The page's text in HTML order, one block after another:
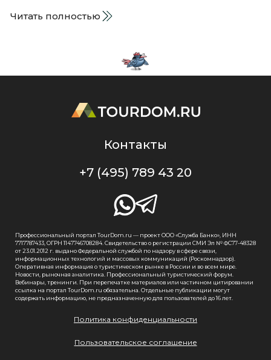
Читать полностью
Контакты
+7 (495) 789 43 20
Профессиональный портал TourDom.ru — проект ООО «Служба Банко», ИНН
7717787433, ОГРН 1147746708284. Свидетельство о регистрации СМИ Эл № ФС77-48328
от 23.01.2012 г. выдано Федеральной службой по надзору в сфере связи,
информационных технологий и массовых коммуникаций (Роскомнадзор).
Оперативная информация о туристическом рынке в России и во всем мире.
Новости, рыночная аналитика. Профессиональный туристический форум.
Вебинары, тренинги. При перепечатке материалов или частичном цитировании
ссылка на портал TourDom.ru обязательна. Отдельные публикации могут
содержать информацию, не предназначенную для пользователей до 16 лет.
Политика конфиденциальности
Пользовательское соглашение